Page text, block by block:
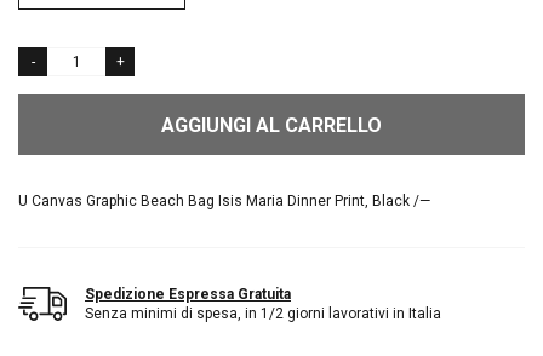
AGGIUNGI AL CARRELLO
U Canvas Graphic Beach Bag Isis Maria Dinner Print, Black /—
Spedizione Espressa Gratuita
Senza minimi di spesa, in 1/2 giorni lavorativi in Italia